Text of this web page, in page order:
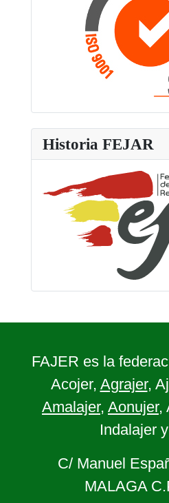
Historia FEJAR
FAJER es la
Acojer, Agrajer,
Amalajer, Aonujer,
Indalajer
C/ Manuel
MALAGA